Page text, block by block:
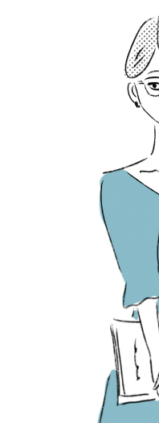
2026年7月号「鎌倉 ロー
2026年6月号「大銀座 ト
2026年5月号「“
2026年4月号「未
2026年3月号
2026年2月号「
2026年1月
2025年12月
MAGAZINE